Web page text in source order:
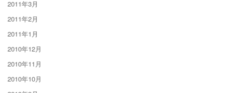
2011年3月
2011年2月
2011年1月
2010年12月
2010年11月
2010年10月